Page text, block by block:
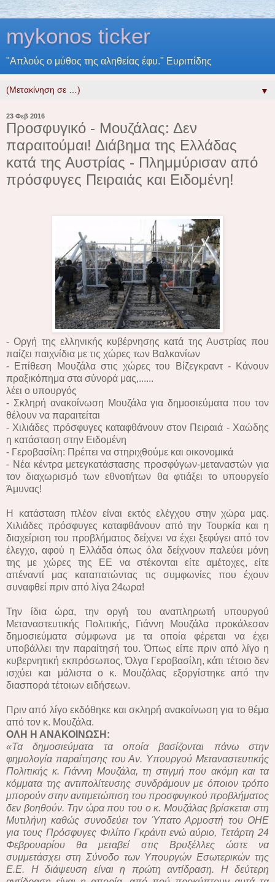
mykonos ticker
"Απλούς ο μύθος της αληθείας έφυ." Ευριπίδης
▼
23 Φεβ 2016
Προσφυγικό - Μουζάλας: Δεν
παραιτούμαι! Διάβημα της Ελλάδας
κατά της Αυστρίας - Πλημμύρισαν από
πρόσφυγες Πειραιάς και Ειδομένη!
- Οργή της ελληνικής κυβέρνησης κατά της Αυστρίας που
παίζει παιχνίδια με τις χώρες των Βαλκανίων
- Επίθεση Μουζάλα στις χώρες του Βίζεγκραντ - Κάνουν
πραξικόπημα στα σύνορά μας,......
λέει ο υπουργός
- Σκληρή ανακοίνωση Μουζάλα για δημοσιεύματα που τον
θέλουν να παραιτείται
- Χιλιάδες πρόσφυγες καταφθάνουν στον Πειραιά - Χαώδης
η κατάσταση στην Ειδομένη
- Γεροβασίλη: Πρέπει να στηριχθούμε και οικονομικά
- Νέα κέντρα μετεγκατάστασης προσφύγων-μεταναστών για
τον διαχωρισμό των εθνοτήτων θα φτιάξει το υπουργείο
Άμυνας!
Η κατάσταση πλέον είναι εκτός ελέγχου στην χώρα μας.
Χιλιάδες πρόσφυγες καταφθάνουν από την Τουρκία και η
διαχείριση του προβλήματος δείχνει να έχει ξεφύγει από τον
έλεγχο, αφού η Ελλάδα όπως όλα δείχνουν παλεύει μόνη
της με χώρες της ΕΕ να στέκονται είτε αμέτοχες, είτε
απέναντί μας καταπατώντας τις συμφωνίες που έχουν
συναφθεί πριν από λίγα 24ωρα!
Την ίδια ώρα, την οργή του αναπληρωτή υπουργού
Μεταναστευτικής Πολιτικής, Γιάννη Μουζάλα προκάλεσαν
δημοσιεύματα σύμφωνα με τα οποία φέρεται να έχει
υποβάλλει την παραίτησή του. Όπως είπε πριν από λίγο η
κυβερνητική εκπρόσωπος, Όλγα Γεροβασίλη, κάτι τέτοιο δεν
ισχύει και μάλιστα ο κ. Μουζάλας εξοργίστηκε από την
διασπορά τέτοιων ειδήσεων.
Πριν από λίγο εκδόθηκε και σκληρή ανακοίνωση για το θέμα
από τον κ. Μουζάλα.
ΟΛΗ Η ΑΝΑΚΟΙΝΩΣΗ:
«Τα δημοσιεύματα τα οποία βασίζονται πάνω στην
φημολογία παραίτησης του Αν. Υπουργού Μεταναστευτικής
Πολιτικής κ. Γιάννη Μουζάλα, τη στιγμή που ακόμη και τα
κόμματα της αντιπολίτευσης συνδράμουν με όποιον τρόπο
μπορούν στην αντιμετώπιση του προσφυγικού προβλήματος
δεν βοηθούν. Την ώρα που του ο κ. Μουζάλας βρίσκεται στη
Μυτιλήνη καθώς συνοδεύει τον Ύπατο Αρμοστή του ΟΗΕ
για τους Πρόσφυγες Φιλίπο Γκράντι ενώ αύριο, Τετάρτη 24
Φεβρουαρίου θα μεταβεί στις Βρυξέλλες ώστε να
συμμετάσχει στη Σύνοδο των Υπουργών Εσωτερικών της
Ε.Ε. Η διάψευση είναι η πρώτη αντίδραση. Η δεύτερη